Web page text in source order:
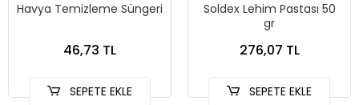
Havya Temizleme Süngeri
46,73 TL
SEPETE EKLE
Soldex Lehim Pastası 50
gr
276,07 TL
SEPETE EKLE